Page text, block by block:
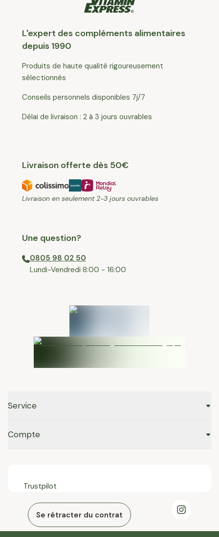
L'expert des compléments alimentaires
depuis 1990
Produits de haute qualité rigoureusement
sélectionnés
Conseils personnels disponibles 7j/7
Délai de livraison : 2 à 3 jours ouvrables
Livraison offerte dès 50€
Livraison en seulement 2-3 jours ouvrables
Une question?
0805 98 02 50
⁠Lundi-Vendredi 8:00 - 16:00
Service
Compte
Trustpilot
Se rétracter du contrat